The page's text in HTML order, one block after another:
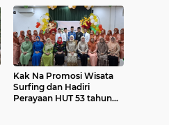
Aceh Tengah
Kak Na Promosi Wisata
Surfing dan Hadiri
Perayaan HUT 53 tahun